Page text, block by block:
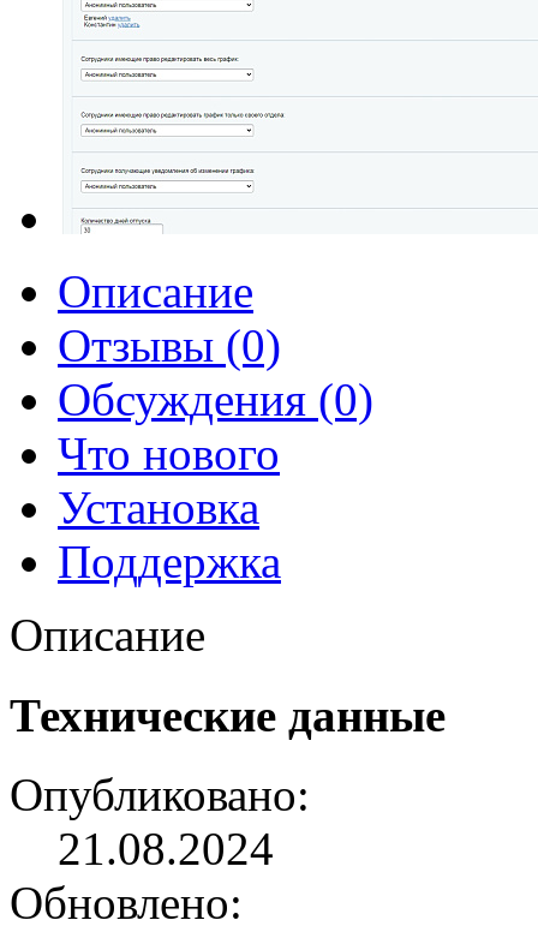
Описание
Отзывы (0)
Обсуждения (0)
Что нового
Установка
Поддержка
Описание
Технические данные
Опубликовано:
21.08.2024
Обновлено: